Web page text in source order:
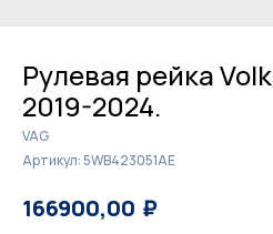
Рулевая рейка
2019-2024.
VAG
Артикул:5WB423051AE
166900,00 ₽